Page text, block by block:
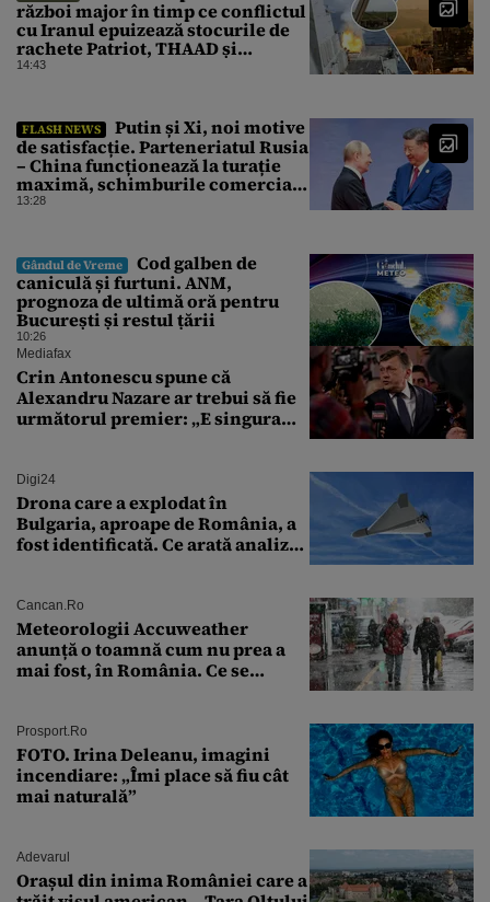
război major în timp ce conflictul
cu Iranul epuizează stocurile de
rachete Patriot, THAAD și
Tomahawk?
14:43
FLASH NEWS
Putin și Xi, noi motive
de satisfacție. Parteneriatul Rusia
– China funcționează la turație
maximă, schimburile comerciale
ating niveluri record
13:28
Gândul de Vreme
Cod galben de
caniculă și furtuni. ANM,
prognoza de ultimă oră pentru
București și restul țării
10:26
Mediafax
Crin Antonescu spune că
Alexandru Nazare ar trebui să fie
următorul premier: „E singura
Digi24
Drona care a explodat în
Bulgaria, aproape de România, a
fost identificată. Ce arată analiza
Cancan.ro
Meteorologii Accuweather
anunță o toamnă cum nu prea a
mai fost, în România. Ce se
București. Pe ce dată ninge
Prosport.ro
FOTO. Irina Deleanu, imagini
incendiare: „Îmi place să fiu cât
mai naturală”
Adevarul
Orașul din inima României care a